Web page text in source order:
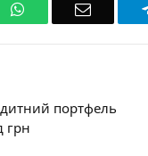
WhatsAppEmail
портфель
грн